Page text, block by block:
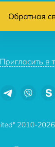
Обратная
Пригласить в
2010-